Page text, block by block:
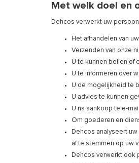
Met welk doel en
Dehcos verwerkt uw
Het afhandelen van
Verzenden van onze
U te kunnen bellen of
U te informeren over
U de mogelijkheid te
U advies te kunnen
U na aankoop te e-
Om goederen en
Dehcos analyseert
af te stemmen op uw
Dehcos verwerkt ook